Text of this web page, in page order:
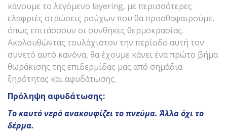
κάνουμε το λεγόμενο layering, με περισσότερες
ελαφριές στρώσεις ρούχων που θα προσθαφαιρούμε,
όπως επιτάσσουν οι συνθήκες θερμοκρασίας.
Ακολουθώντας τουλάχιστον την περίοδο αυτή τον
συνετό αυτό κανόνα, θα έχουμε κάνει ένα πρώτο βήμα
θωράκισης της επιδερμίδας μας από σημάδια
ξηρότητας και αφυδάτωσης.
Πρόληψη αφυδάτωσης:
Το καυτό νερό ανακουφίζει το πνεύμα. Άλλα όχι το
δέρμα.